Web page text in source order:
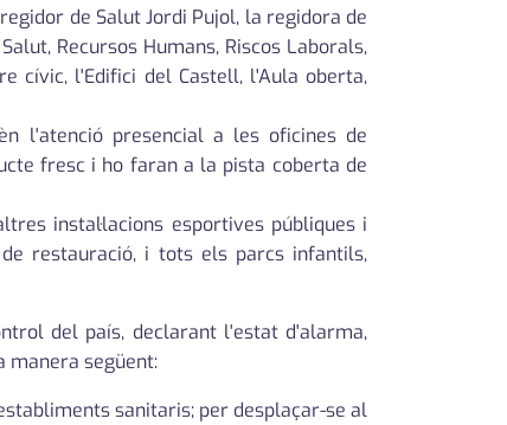
de Salut Jordi Pujol, la regidora de
Recursos Humans, Riscos Laborals,
cívic, l'Edifici del Castell, l'Aula oberta,
l'atenció presencial a les oficines de
fresc i ho faran a la pista coberta de
instal·lacions esportives públiques i
restauració, i tots els parcs infantils,
del país, declarant l'estat d'alarma,
manera següent:
sanitaris; per desplaçar-se al